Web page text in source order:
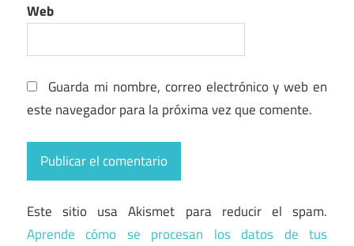
Web
Guarda mi nombre, correo electrónico y web en
este navegador para la próxima vez que comente.
Este sitio usa Akismet para reducir el spam.
Aprende cómo se procesan los datos de tus